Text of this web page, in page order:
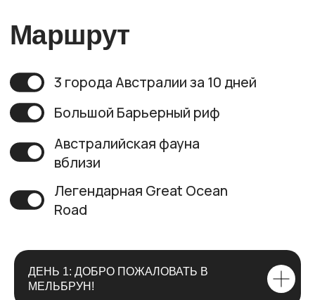
ДЕНЬ 1: ДОБРО ПОЖАЛОВАТЬ В
МЕЛЬБРУН!